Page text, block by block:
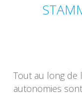
Tout au long de
autonomies